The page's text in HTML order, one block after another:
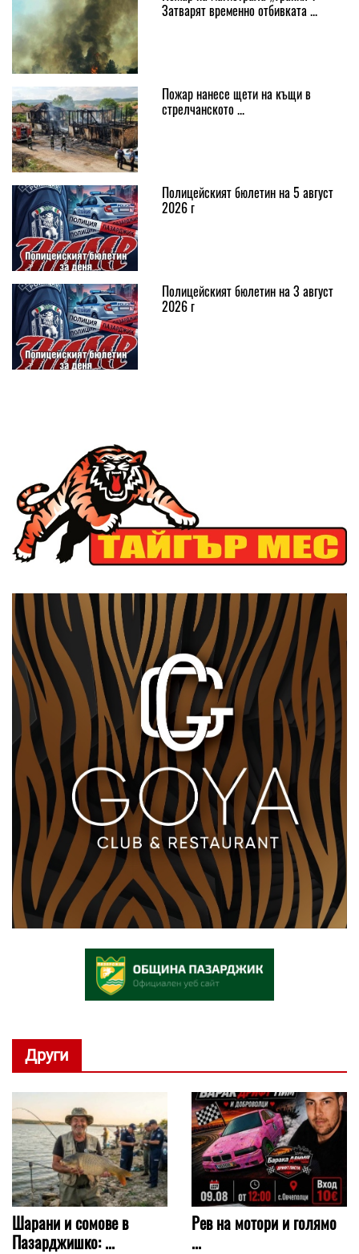
Затварят временно отбивката ...
Пожар нанесе щети на къщи в
стрелчанското ...
Полицейският бюлетин на 5 август
2026 г
Полицейският бюлетин на 3 август
2026 г
Други
Шарани и сомове в
Пазарджишко: ...
Рев на мотори и голямо
...